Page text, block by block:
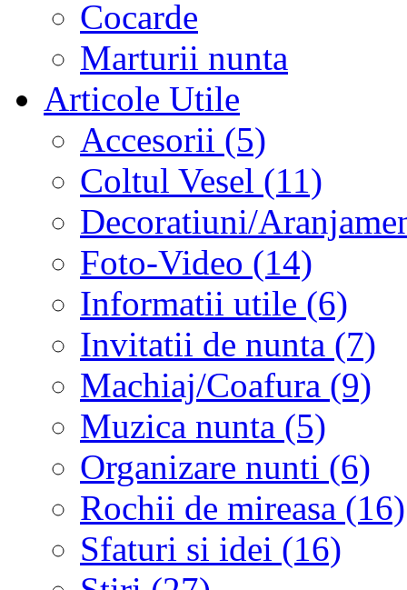
Cocarde
Marturii nunta
Articole Utile
Accesorii (5)
Coltul Vesel (11)
Decoratiuni/
Foto-Video (14)
Informatii utile (6)
Invitatii de nunta (7)
Machiaj/Coafura (9)
Muzica nunta (5)
Organizare nunti (6)
Rochii de mireasa (16)
Sfaturi si idei (16)